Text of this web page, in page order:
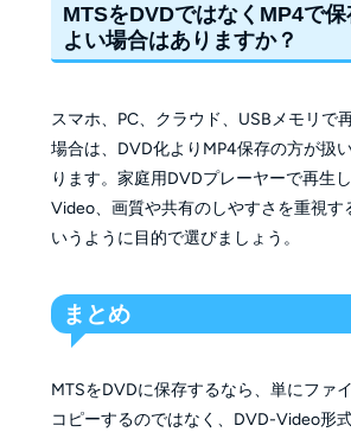
MTSをDVDではなくMP4で
よい場合はありますか？
スマホ、PC、クラウド、USBメモリで
場合は、DVD化よりMP4保存の方が扱
ります。家庭用DVDプレーヤーで再生
Video、画質や共有のしやすさを重視す
いうように目的で選びましょう。
まとめ
MTSをDVDに保存するなら、単にファ
コピーするのではなく、DVD-Video形